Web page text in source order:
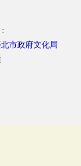
市政府文化局